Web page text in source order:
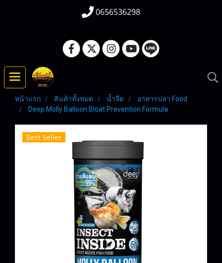
0656536298
หน้าแรก สินค้าทั้งหมด น้ำจืด
อาหารปลา Food
Deep Molly Balloon Bloat Prevention Formula
Best Seller